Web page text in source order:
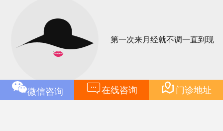
第一次来月经就不调一直到现
在，当时在妇炎丸官网找的张医生看诊，也没想到会不会调
微信咨询 在线咨询  门诊地址